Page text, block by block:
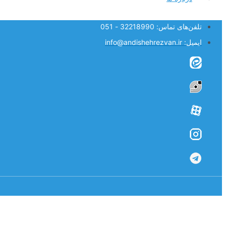
تلفن‌های تماس: 32218990 - 051
ایمیل: info@andishehrezvan.ir​